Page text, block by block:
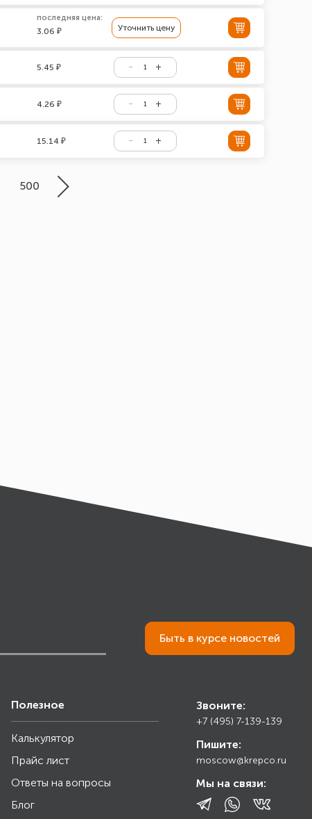
последняя цена:
3.06 ₽ Уточнить цену
5.45 ₽
4.26 ₽
15.14 ₽
500
Быть в курсе новостей
Полезное
Калькулятор
Прайс лист
Ответы на вопросы
Блог
Звоните:
+7 (495) 7-139-139
Пишите:
moscow@krepco.ru
Мы на связи: